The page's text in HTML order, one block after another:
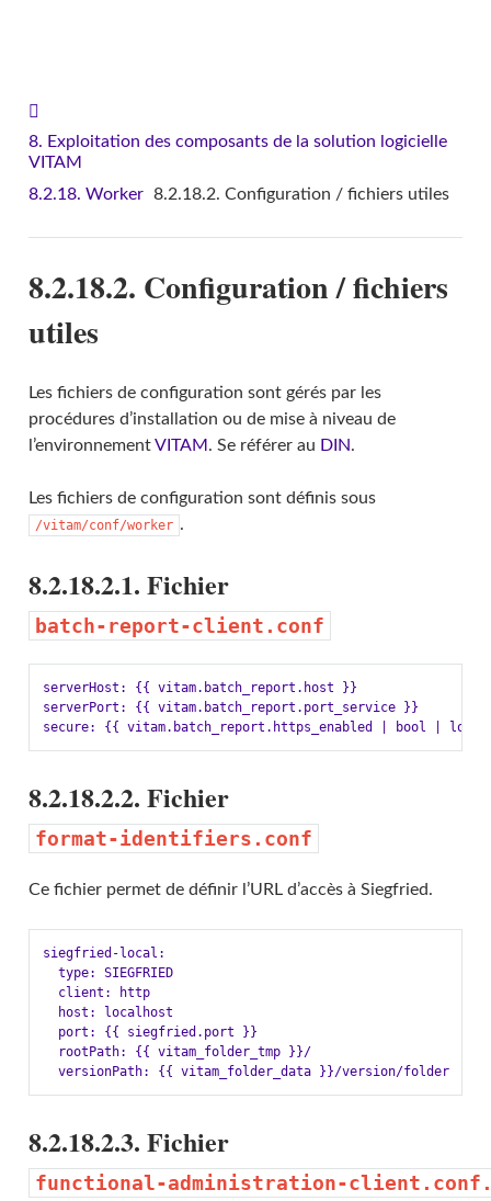
8. Exploitation des composants de la solution logicielle
VITAM
8.2.18. Worker 8.2.18.2. Configuration / fichiers utiles
8.2.18.2. Configuration / fichiers
utiles
Les fichiers de configuration sont gérés par les
procédures d’installation ou de mise à niveau de
l’environnementVITAM . Se référer au DIN.
Les fichiers de configuration sont définis sous
/vitam/conf/worker .
8.2.18.2.1. Fichier
batch-report-client.conf
serverHost: {{ vitam.batch_report.host }}
serverPort: {{ vitam.batch_report.port_service }}
8.2.18.2.2. Fichier
format-identifiers.conf
Ce fichier permet de définir l’URL d’accès à Siegfried.
siegfried-local:
  type: SIEGFRIED
  client: http
  host: localhost
  port: {{ siegfried.port }}
  rootPath: {{ vitam_folder_tmp }}/
  versionPath: {{ vitam_folder_data }}/version/folder
8.2.18.2.3. Fichier
functional-administration-